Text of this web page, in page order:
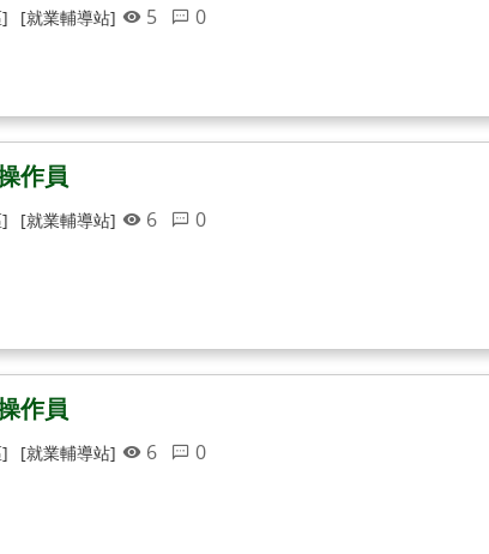
[就業輔導站] 5
0
作員
[就業輔導站] 6
0
作員
[就業輔導站] 6
0